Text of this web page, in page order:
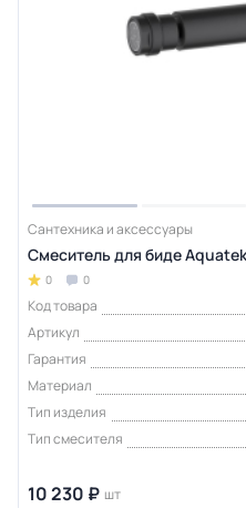
Сантехника и аксессуары
Смеситель для биде
0 0
Код товара
Артикул
Гарантия
Материал
Тип изделия
Тип смесителя
10 230 ₽ шт